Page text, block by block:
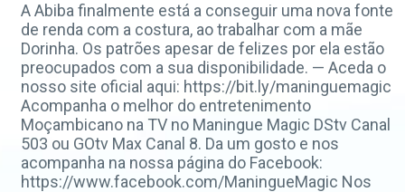
A Abiba finalmente está a conseguir uma nova fonte
de renda com a costura, ao trabalhar com a mãe
Dorinha. Os patrões apesar de felizes por ela estão
preocupados com a sua disponibilidade. — Aceda o
nosso site oficial aqui: https://bit.ly/maninguemagic
Acompanha o melhor do entretenimento
Moçambicano na TV no Maningue Magic DStv Canal
503 ou GOtv Max Canal 8. Da um gosto e nos
acompanha na nossa página do Facebook:
https://www.facebook.com/ManingueMagic Nos